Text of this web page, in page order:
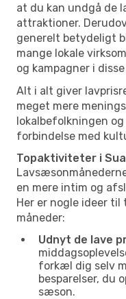
at du kan undgå de
attraktioner.
generelt betydeligt
mange lokale
og kampagner i
Alt i alt giver
meget mere
lokalbefolkningen
forbindelse med
Topaktiviteter i
en mere intim og
Her er nogle ideer til
måneder:
Udnyt de lave
forkæl dig selv
besparelser, du
sæson.